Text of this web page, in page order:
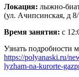
Локация: лыжно-
(ул. Ачипсинская, д
Время занятия: с
Узнать подробности
https://polyanaski.ru/
lyzham-na-kurorte-